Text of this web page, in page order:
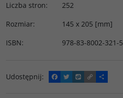
Liczba stron:
252
Rozmiar:
145 x 205 [mm]
ISBN: 978-83-8002-321-5
Udostępnij:
F
a
T
w
W
y
C
o
P
o